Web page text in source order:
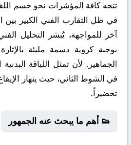
تتجه كافة المؤشرات نحو حسم
في ظل التقارب الفني الكبير
آخر للمواجهة، يُبشر التحليل
بوجبة كروية دسمة مليئة
الجماهير. لأن تمثل اللياقة
في الشوط الثاني، حيث ينهار
تحضيراً.
👟 أهم ما يبحث عنه الجمهور